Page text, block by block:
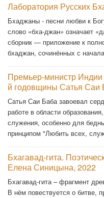
Лаборатория Русских
Бхаджаны - песни любви к
слово «бха-джан» означает
сборник — приложение к
бхаджан, сочинённых с
Премьер-министр
й годовщины Сатья Саи
Сатья Саи Баба завоевал
работе в области
служения, особенно для
принципом "Любить всех,
Бхагавад-гита.
Елена Синицына, 2022
Бхагавад-гита – фрагмент
В нём повествуется о битве,